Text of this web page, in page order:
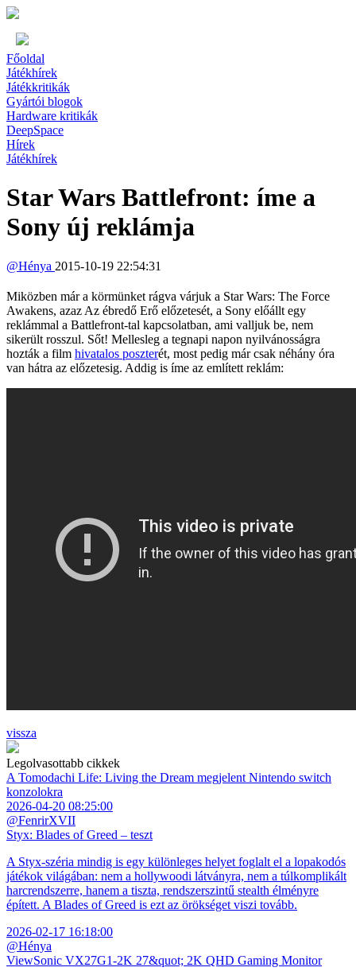
Főoldal
Játékhírek
Játékkritikák
Gyártói blogok
Hardware kritikák
DeepSpace
Hírek
Játékhírek
Star Wars Battlefront: íme a
Sony új reklámja
@Hénya 2015-10-19 22:54:31
Miközben már a körmünket rágva várjuk a Star Wars: The Force
Awakens, azaz Az ébredő Erő előzetesét, a Sony előállt egy
reklámmal a Battlefront-tal kapcsolatban, ami valljuk be, nem
sikerült rosszul. Sőt! Mellesleg a tegnapi napon nyilvánosságra
hozták a film hivatalos poszterét, most pedig már csak néhány óra
van hátra az előzetesig. Addig is íme az említett reklám:
vissza
Legolvasottabb cikkek
A Tomodachi Life: Living the Dream megjelent Nintendo switch
konzolokra
2026-04-20 08:25:00
@FenrirXVII
Styx: Blades of Greed – teszt
A Styx-széria mindig is egy különleges helyet foglalt el a lopakodós
játékok világában: nem a hollywoodi látványra, nem a túlkomplikált
harcrendszerre, hanem a tiszta, rendszerszintű stealth élményre
épített. A Blades of Greed is ezt az örökséget viszi tovább.
2026-02-17 16:18:00
@Hénya
ViewSonic VX27G1-2K 27&quot; 2K QHD Gaming Monitor